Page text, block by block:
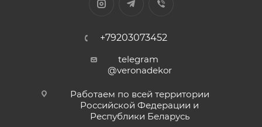
+79203073452
telegram
@veronadekor
Работаем по всей территории
Российской Федерации и
Республики Беларусь